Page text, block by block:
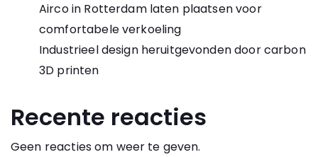
Airco in Rotterdam laten plaatsen voor
comfortabele verkoeling
Industrieel design heruitgevonden door carbon
3D printen
Recente reacties
Geen reacties om weer te geven.